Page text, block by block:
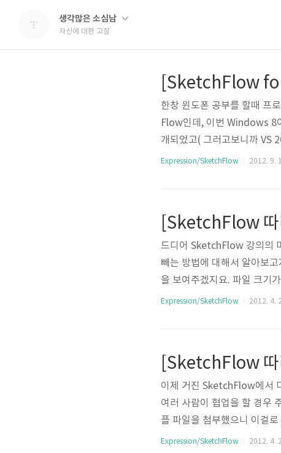
생각많은 소심남
자신에 대한 고찰
한창 윈도폰 공부를 할때 프
Flow인데, 이번 Windows 8
개되었고( 그러고보니까 VS
번 보시죠. 당연히 Windows
Expression/SketchFlow 2012. 9.
드디어 SketchFlow 강의의
빼는 방법에 대해서 알아보
을 보여주겠지요. 파일 크기
chFlow Player가 실행되면
고 각각의 스크린에 대한 피..
Expression/SketchFlow 2012. 4.
이제 거진 SketchFlow에서
여러 사람이 협업을 할 경우
플 파일을 첨부했으니 이걸
통해서 실행시킬 차례입니다
Expression/SketchFlow 2012. 4.